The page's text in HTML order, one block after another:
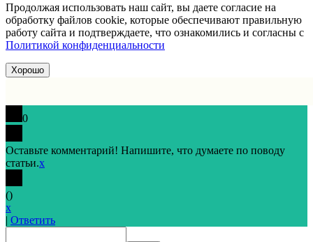
Продолжая использовать наш сайт, вы даете согласие на
обработку файлов cookie, которые обеспечивают правильную
работу сайта и подтверждаете, что ознакомились и согласны с
Политикой конфиденциальности
Хорошо
0
Оставьте комментарий! Напишите, что думаете по поводу
статьи.x
()
x
| Ответить